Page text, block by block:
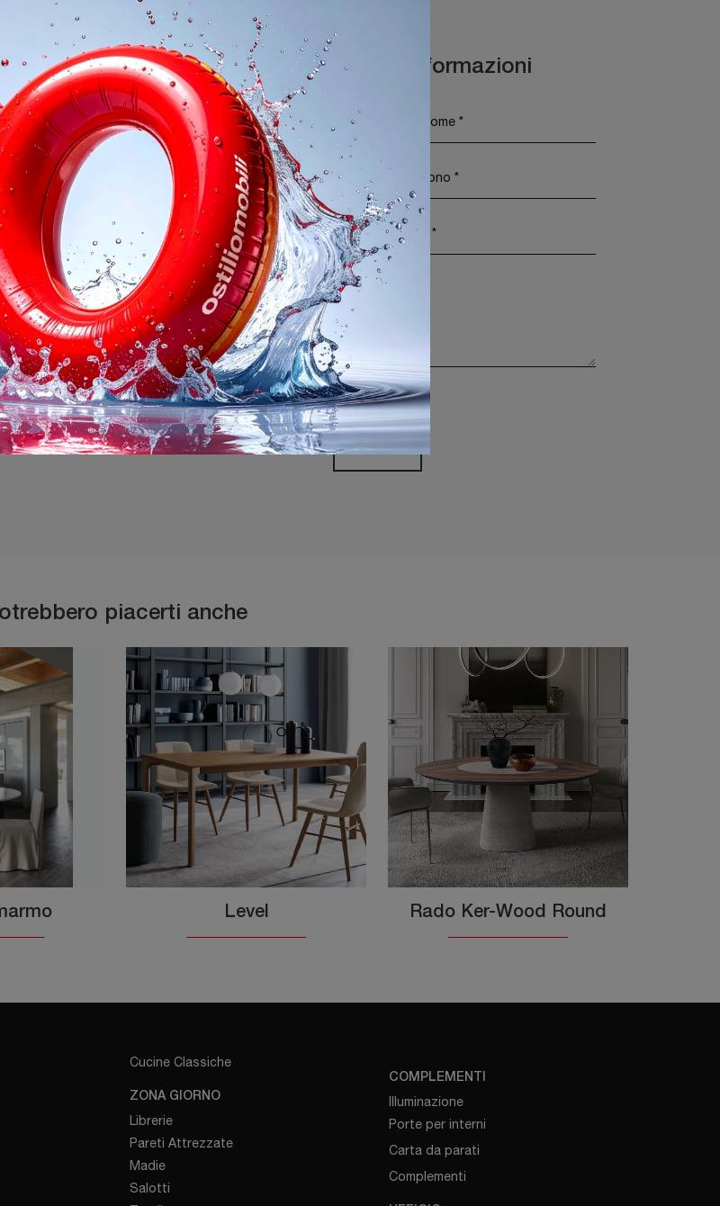
Richiedi Maggiori Informazioni
Ho preso visione dellaPrivacy Policy
Invia
piacerti anche
Level Rado Ker-Wood Round
Cucine Classiche
ZONA GIORNO
Librerie
Pareti Attrezzate
Madie
Salotti
COMPLEMENTI
Illuminazione
Porte per interni
Carta da parati
Complementi